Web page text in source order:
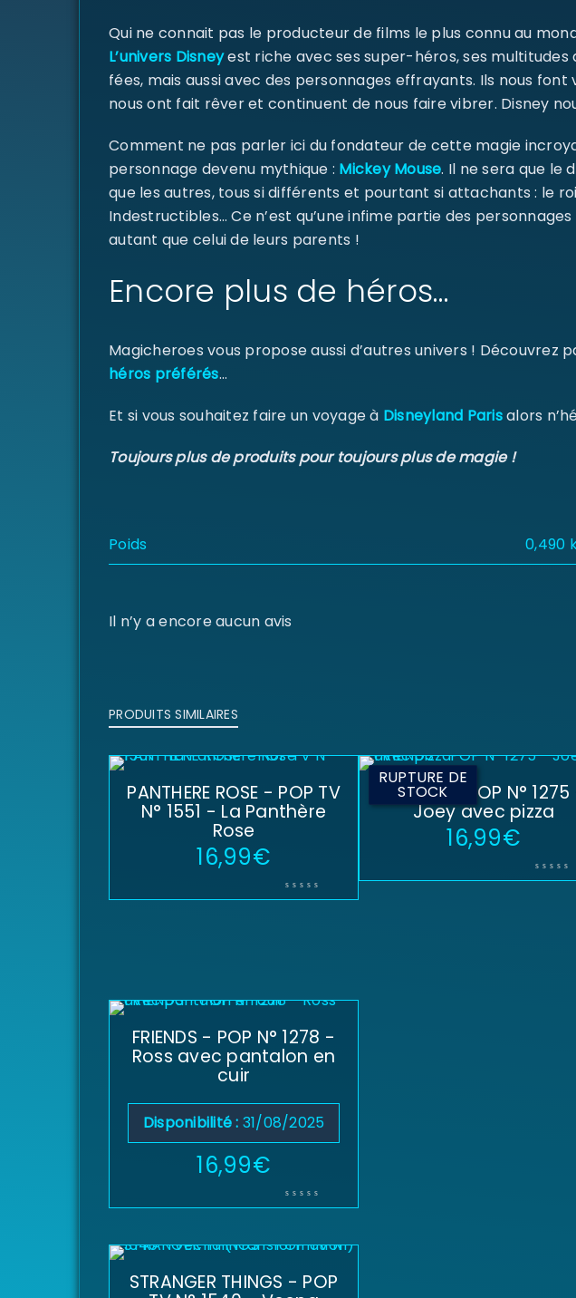
Mot de passe*
Se souvenir de moi
SE CONNECTER
Qui ne connait pas le producteur de films le plus connu au
L’univers Disneyest riche avec ses super-héros, ses
fées, mais aussi avec des personnages effrayants. Ils nous
nous ont fait rêver et continuent de nous faire vibrer. Disney
Comment ne pas parler ici du fondateur de cette magie
personnage devenu mythique : Mickey Mouse. Il ne sera que le
que les autres, tous si différents et pourtant si attachants : le
Indestructibles… Ce n’est qu’une infime partie des
autant que celui de leurs parents !
Encore plus de héros…
Magicheroes vous propose aussi d’autres univers ! Découvrez
héros préférés…
Et si vous souhaitez faire un voyage à Disneyland Parisalors
Toujours plus de produits pour toujours plus de magie !
Poids 0,490
Il n’y a encore aucun avis
PRODUITS SIMILAIRES
PANTHERE ROSE - POP TV
N° 1551 - La Panthère
Rose
16,99€
RUPTURE DE
STOCK
FRIENDS - POP N°
Joey avec pizza
16,99€
FRIENDS - POP N° 1278 -
Ross avec pantalon en
cuir
Disponibilité : 31/08/2025
16,99€
STRANGER THINGS - POP